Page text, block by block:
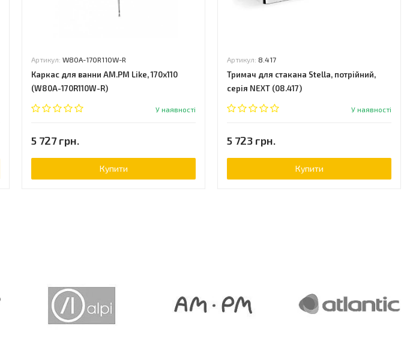
Артикул: W80A-170R110W-R
Каркас для ванни AM.PM Like, 170x110
(W80A-170R110W-R)
У наявності
5 727 грн.
Купити
Артикул: 8.417
Тримач для стакана Stella, потрійний,
серія NEXT (08.417)
У наявності
5 723 грн.
Купити